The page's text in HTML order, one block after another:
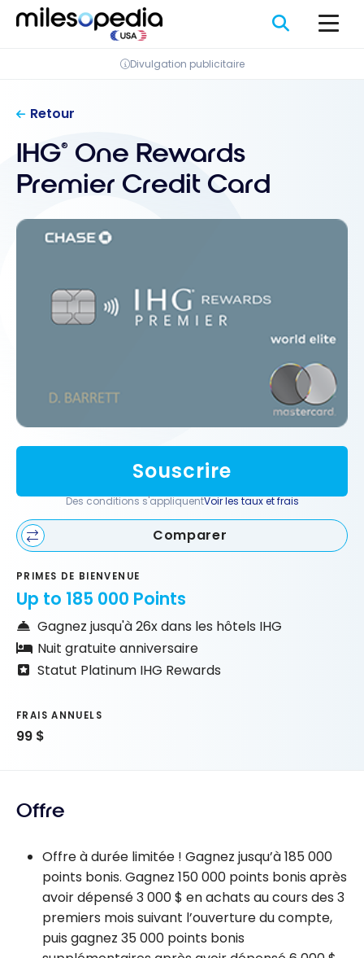
Passer
Divulgation publicitaire
Retour
IHG® One Rewards
Premier Credit Card
Souscrire
Des conditions s'appliquentVoir les taux et frais
Comparer
PRIMES DE BIENVENUE
Up to 185 000 Points
Gagnez jusqu'à 26x dans les hôtels IHG
Nuit gratuite anniversaire
Statut Platinum IHG Rewards
FRAIS ANNUELS
99 $
Offre
Offre à durée limitée ! Gagnez jusqu’à 185 000
points bonis. Gagnez 150 000 points bonis après
avoir dépensé 3 000 $ en achats au cours des 3
premiers mois suivant l’ouverture du compte,
puis gagnez 35 000 points bonis